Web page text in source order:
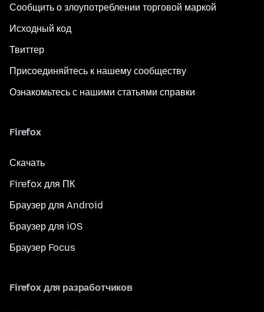
Сообщить о злоупотреблении торговой маркой
Исходный код
Твиттер
Присоединяйтесь к нашему сообществу
Ознакомьтесь с нашими статьями справки
Firefox
Скачать
Firefox для ПК
Браузер для Android
Браузер для iOS
Браузер Focus
Firefox для разработчиков